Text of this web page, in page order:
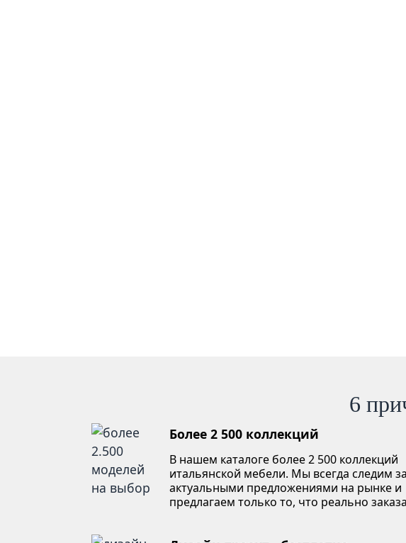
6
Более 2 500 коллекций
В нашем каталоге более 2 500 коллекций
итальянской мебели. Мы всегда следим за
актуальными предложениями на рынке и
предлагаем только то, что реально